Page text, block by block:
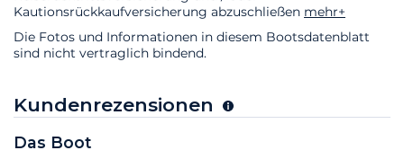
Kautionsrückkaufversicherung abzuschließen mehr+
Die Fotos und Informationen in diesem Bootsdatenblatt
sind nicht vertraglich bindend.
Kundenrezensionen
Das Boot